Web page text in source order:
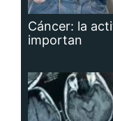
Cáncer: la
importan